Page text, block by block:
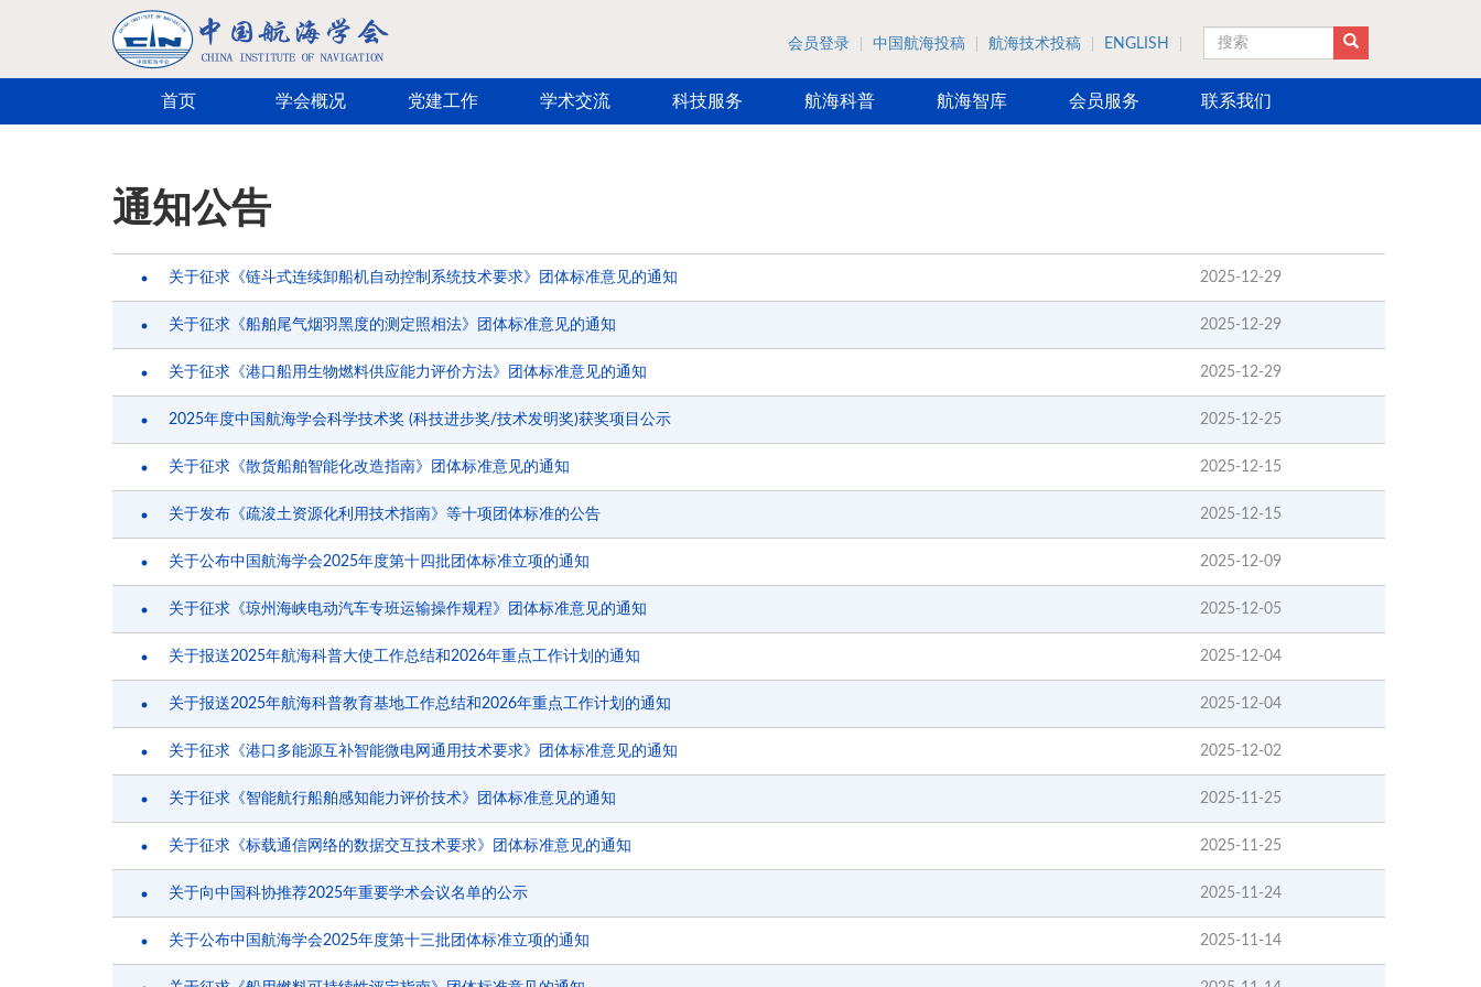
会员登录 中国航海投稿 航海技术投稿 ENGLISH
搜索
首页 学会概况 党建工作 学术交流 科技服务 航海科普 航海智库 会员服务 联系我们
通知公告
关于征求《链斗式连续卸船机自动控制系统技术要求》团体标准意见的通知 2025-12-29
关于征求《船舶尾气烟羽黑度的测定照相法》团体标准意见的通知 2025-12-29
关于征求《港口船用生物燃料供应能力评价方法》团体标准意见的通知 2025-12-29
2025年度中国航海学会科学技术奖 (科技进步奖/技术发明奖)获奖项目公示 2025-12-25
关于征求《散货船舶智能化改造指南》团体标准意见的通知 2025-12-15
关于发布《疏浚土资源化利用技术指南》等十项团体标准的公告 2025-12-15
关于公布中国航海学会2025年度第十四批团体标准立项的通知 2025-12-09
关于征求《琼州海峡电动汽车专班运输操作规程》团体标准意见的通知 2025-12-05
关于报送2025年航海科普大使工作总结和2026年重点工作计划的通知 2025-12-04
关于报送2025年航海科普教育基地工作总结和2026年重点工作计划的通知 2025-12-04
关于征求《港口多能源互补智能微电网通用技术要求》团体标准意见的通知 2025-12-02
关于征求《智能航行船舶感知能力评价技术》团体标准意见的通知 2025-11-25
关于征求《标载通信网络的数据交互技术要求》团体标准意见的通知 2025-11-25
关于向中国科协推荐2025年重要学术会议名单的公示 2025-11-24
关于公布中国航海学会2025年度第十三批团体标准立项的通知 2025-11-14